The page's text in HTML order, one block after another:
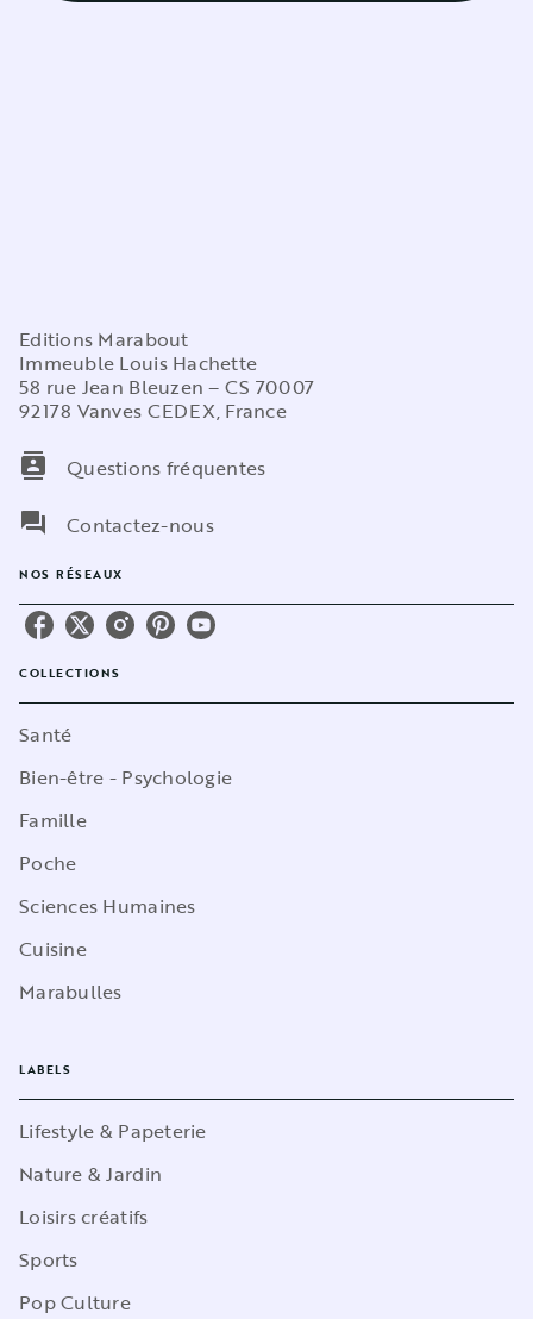
Editions Marabout
Immeuble Louis Hachette
58 rue Jean Bleuzen – CS 70007
92178 Vanves CEDEX, France
contacts
Questions fréquentes
question_answer
Contactez-nous
NOS RÉSEAUX
COLLECTIONS
Santé
Bien-être - Psychologie
Famille
Poche
Sciences Humaines
Cuisine
Marabulles
LABELS
Lifestyle & Papeterie
Nature & Jardin
Loisirs créatifs
Sports
Pop Culture